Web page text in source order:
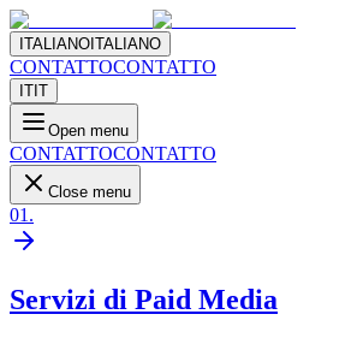
ITALIANO ITALIANO
CONTATTOCONTATTO
IT IT
Open menu
CONTATTOCONTATTO
Close menu
01 .
Servizi di Paid Media